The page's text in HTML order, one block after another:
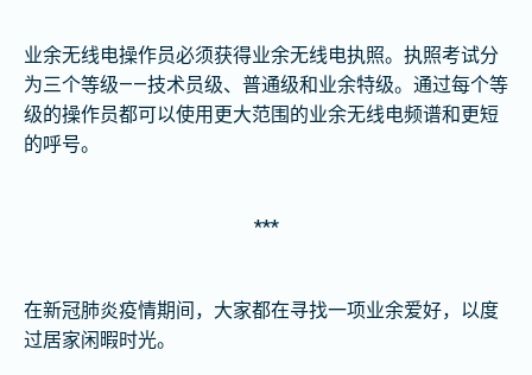
业余无线电操作员必须获得业余无线电执照。执照考试分
为三个等级——技术员级、普通级和业余特级。通过每个等
级的操作员都可以使用更大范围的业余无线电频谱和更短
的呼号。
***
在新冠肺炎疫情期间，大家都在寻找一项业余爱好，以度
过居家闲暇时光。